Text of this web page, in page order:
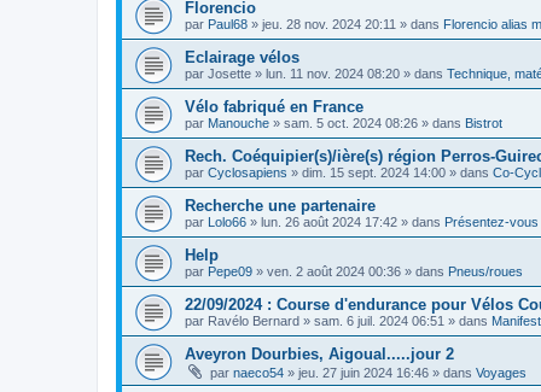
Florencio
par Paul68 » jeu. 28 nov. 2024 20:11 » dans Florencio alias
Eclairage vélos
par Josette » lun. 11 nov. 2024 08:20 » dans Technique,
Vélo fabriqué en France
par Manouche » sam. 5 oct. 2024 08:26 » dans Bistrot
Rech. Coéquipier(s)/ière(s) région Perros-
par Cyclosapiens » dim. 15 sept. 2024 14:00 » dans Co-
Recherche une partenaire
par Lolo66 » lun. 26 août 2024 17:42 » dans Présentez-vous
Help
par Pepe09 » ven. 2 août 2024 00:36 » dans Pneus/roues
22/09/2024 : Course d'endurance pour Vélos
par Ravélo Bernard » sam. 6 juil. 2024 06:51 » dans
Aveyron Dourbies, Aigoual.....jour 2
par naeco54 » jeu. 27 juin 2024 16:46 » dans Voyages